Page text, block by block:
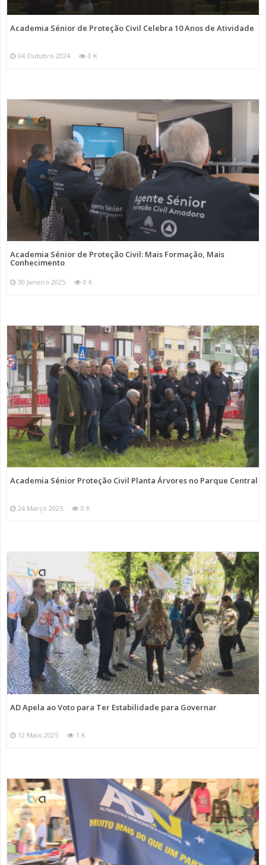
Academia Sénior de Proteção Civil Celebra 10 Anos de Atividade
04 Outubro 2024 0 K
Academia Sénior de Proteção Civil: Mais Formação, Mais
Conhecimento
30 Janeiro 2025 0 K
Academia Sénior Proteção Civil Planta Árvores no Parque Central
24 Março 2025 0 K
AD Apela ao Voto para Ter Estabilidade para Governar
12 Maio 2025 1 K